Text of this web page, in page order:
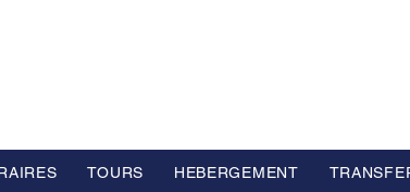
TOURS HEBERGEMENT